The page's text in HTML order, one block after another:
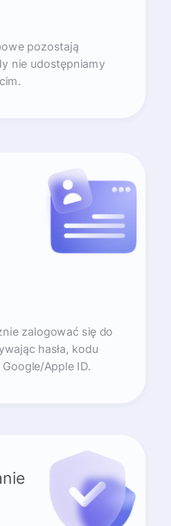
pozostają
nie udostępniamy
zalogować się do
hasła, kodu
Apple ID.